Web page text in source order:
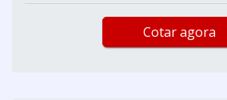
Cotar agora